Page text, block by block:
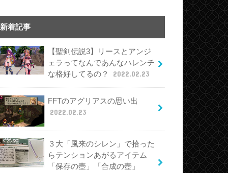
新着記事
【聖剣伝説3】リースとアンジ
ェラってなんであんなハレンチ
な格好してるの？
2022.02.23
FFTのアグリアスの思い出
2022.02.23
３大「風来のシレン」で拾った
らテンションあがるアイテム
「保存の壺」「合成の壺」